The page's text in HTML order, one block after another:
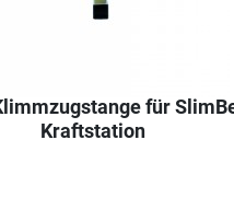
für
Kraftstation